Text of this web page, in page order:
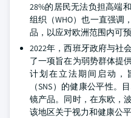
28%的居民无法负担高端
组织（WHO）也一直强调
品，以应对欧洲范围内可
2022年，西班牙政府与社
了一项旨在为弱势群体提
计划在立法期间启动，
（SNS）的健康公平性。
镜产品。同时，在东欧，
该地区关于视力和健康公